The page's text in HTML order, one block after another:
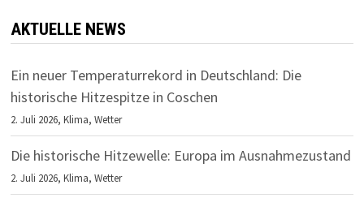
AKTUELLE NEWS
Ein neuer Temperaturrekord in Deutschland: Die
historische Hitzespitze in Coschen
2. Juli 2026,Klima,Wetter
Die historische Hitzewelle: Europa im Ausnahmezustand
2. Juli 2026,Klima,Wetter